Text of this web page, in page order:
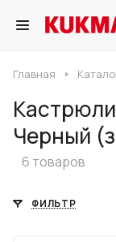
Главная
Черный
6 товаров
ФИЛЬТР